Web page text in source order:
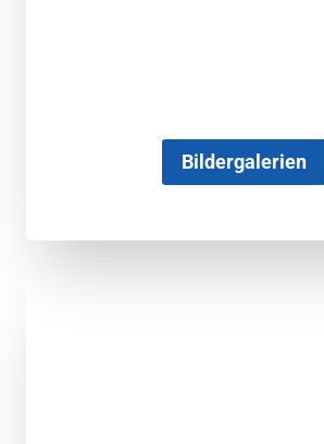
Bildergalerien